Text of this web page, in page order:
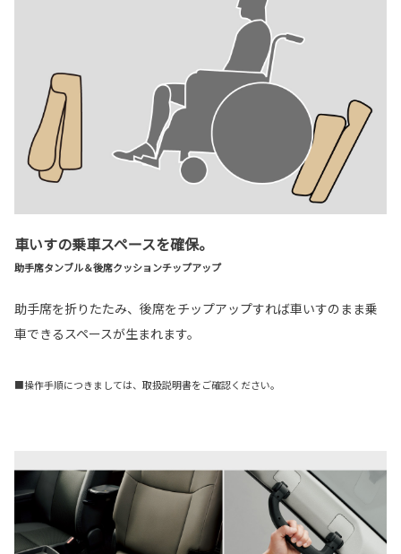
車いすの乗車スペースを確保。
助手席タンブル＆後席クッションチップアップ
助手席を折りたたみ、後席をチップアップすれば車いすのまま乗
車できるスペースが生まれます。
■操作手順につきましては、取扱説明書をご確認ください。